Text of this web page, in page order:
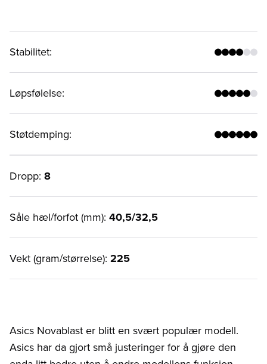
Stabilitet:
Løpsfølelse:
Støtdemping:
Dropp: 8
Såle hæl/forfot (mm): 40,5/32,5
Vekt (gram/størrelse): 225
Asics Novablast er blitt en svært populær modell.
Asics har da gjort små justeringer for å gjøre den